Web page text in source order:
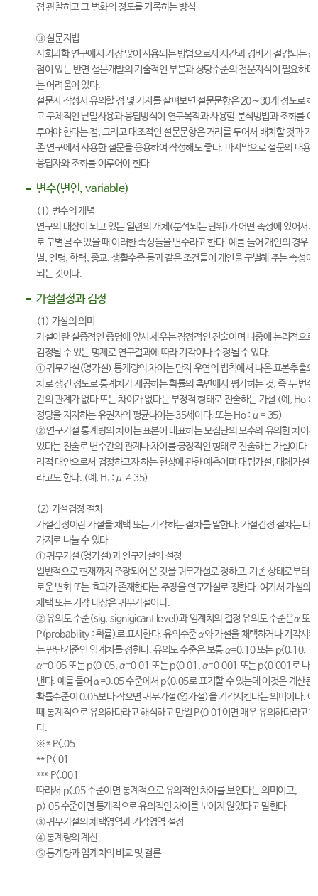
접 관찰하고 그 변화의 정도를 기록하는 방식
③ 설문지법
사회과학 연구에서 가장 많이 사용되는 방법으로서 시간과 경비가 절감되는 장
점이 있는 반면 설문개발의 기술적인 부분과 상당수준의 전문지식이 필요하다
는 어려움이 있다.
설문지 작성시 유의할 점 몇 가지를 살펴보면 설문문항은 20∼30개 정도로 하
고 구체적인 낱말사용과 응답방식이 연구목적과 사용할 분석방법과 조화를 이
루어야 한다는 점, 그리고 대조적인 설문문항은 거리를 두어서 배치할 것과 기
존 연구에서 사용한 설문을 응용하여 작성해도 좋다. 마지막으로 설문의 내용
응답자와 조화를 이루어야 한다.
변수(변인, variable)
(1) 변수의 개념
연구의 대상이 되고 있는 일련의 개체(분석되는 단위)가 어떤 속성에 있어서 서
로 구별될 수 있을 때 이러한 속성들을 변수라고 한다. 예를 들어 개인의 경우 성
별, 연령, 학력, 종교, 생활수준 등과 같은 조건들이 개인을 구별해 주는 속성이
되는 것이다.
가설설정과 검정
(1) 가설의 의미
가설이란 실증적인 증명에 앞서 세우는 잠정적인 진술이며 나중에 논리적으로
검정될 수 있는 명제로 연구결과에 따라 기각이나 수정될 수 있다.
① 귀무가설(영가설) 통계량의 차이는 단지 우연의 법칙에서 나온 표본추출오
차로 생긴 정도로 통계치가 제공하는 확률의 측면에서 평가하는 것, 즉 두 변수
간의 관계가 없다 또는 차이가 없다는 부정적 형태로 진술하는 가설 (예, Ho : A
정당을 지지하는 유권자의 평균나이는 35세이다. 또는 Ho : μ = 35)
② 연구가설 통계량의 차이는 표본이 대표하는 모집단의 모수와 유의한 차이가
있다는 진술로 변수간의 관계나 차이를 긍정적인 형태로 진술하는 가설이다.
리적 대안으로서 검정하고자 하는 현상에 관한 예측이며 대립가설, 대체가설
라고도 한다. (예, H₁: μ ≠ 35)
(2) 가설검정 절차
가설검정이란 가설을 채택 또는 기각하는 절차를 말한다. 가설검정 절차는 다
가지로 나눌 수 있다.
① 귀무가설(영가설)과 연구가설의 설정
일반적으로 현재까지 주장되어 온 것을 귀무가설로 정하고, 기존 상태로부터
로운 변화 또는 효과가 존재한다는 주장을 연구가설로 정한다. 여기서 가설의
채택 또는 기각 대상은 귀무가설이다.
② 유의도 수준(sig, signigicant level)과 임계치의 결정 유의도 수준은α 또는
P(probability : 확률)로 표시한다. 유의수준 α와 가설을 채택하거나 기각시키
는 판단기준인 임계치를 정한다. 유의도 수준은 보통 α=0.10 또는 p<0.10,
α=0.05 또는 p<0.05, α=0.01 또는 p<0.01, α=0.001 또는 p<0.001로 나타
낸다. 예를 들어 α=0.05 수준에서 p<0.05로 표기할 수 있는데 이것은 계산된
확률수준이 0.05보다 작으면 귀무가설(영가설)을 기각시킨다는 의미이다. 이
때 통계적으로 유의하다라고 해석하고 만일 P<0.01이면 매우 유의하다라고 한
다.
※ * P<.05
** P<.01
*** P<.001
따라서 p<.05 수준이면 통계적으로 유의적인 차이를 보인다는 의미이고,
p>.05 수준이면 통계적으로 유의적인 차이를 보이지 않았다고 말한다.
③ 귀무가설의 채택영역과 기각영역 설정
④ 통계량의 계산
⑤ 통계량과 임계치의 비교 및 결론